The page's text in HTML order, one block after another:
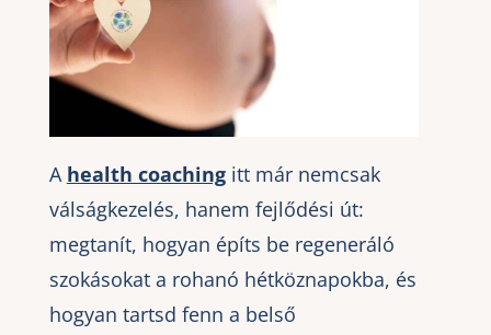
A health coachingitt már nemcsak
válságkezelés, hanem fejlődési út:
megtanít, hogyan építs be regeneráló
szokásokat a rohanó hétköznapokba, és
hogyan tartsd fenn a belső